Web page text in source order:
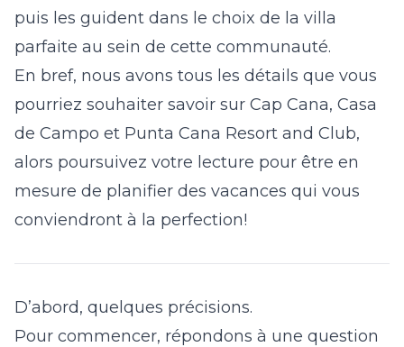
puis les guident dans le choix de la villa
parfaite au sein de cette communauté.
En bref, nous avons tous les détails que vous
pourriez souhaiter savoir sur Cap Cana, Casa
de Campo et Punta Cana Resort and Club,
alors poursuivez votre lecture pour être en
mesure de planifier des vacances qui vous
conviendront à la perfection!
D’abord, quelques précisions.
Pour commencer, répondons à une question